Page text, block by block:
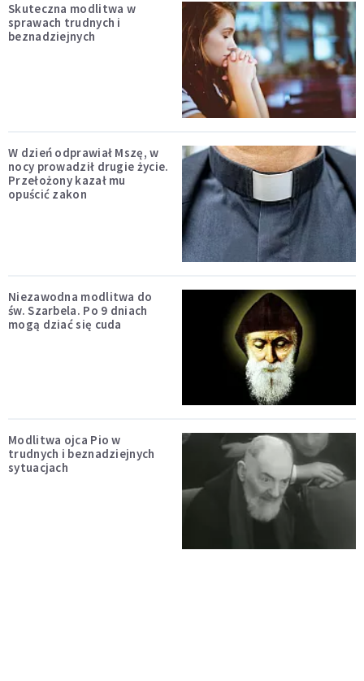
Skuteczna modlitwa w
sprawach trudnych i
beznadziejnych
W dzień odprawiał Mszę, w
nocy prowadził drugie życie.
Przełożony kazał mu
opuścić zakon
Niezawodna modlitwa do
św. Szarbela. Po 9 dniach
mogą dziać się cuda
Modlitwa ojca Pio w
trudnych i beznadziejnych
sytuacjach